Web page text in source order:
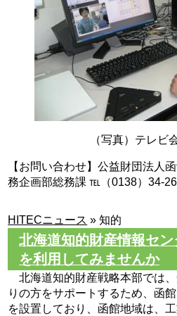
（写真）テレビ
【お問い合わせ】公益財団法
務企画部総務課 ℡（0138）34-
HITECニュース »知的
北海道知的財産情報セ
を利用してみませんか
北海道知的財産戦略本部では
りの方をサポートするため、函
を設置しており、函館地域は、